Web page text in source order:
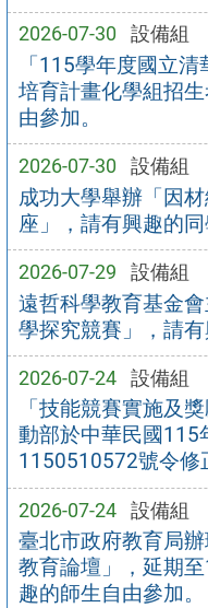
2026-07-30 設備組
「115學年度國立
培育計畫化學組招
由參加。
2026-07-30 設備組
成功大學舉辦「因
座」，請有興趣的同
2026-07-29 設備組
遠哲科學教育基金
學探究競賽」，請有
2026-07-24 設備組
「技能競賽實施及
動部於中華民國115
1150510572號令修
2026-07-24 設備組
臺北市政府教育局
教育論壇」，延期
趣的師生自由參加。